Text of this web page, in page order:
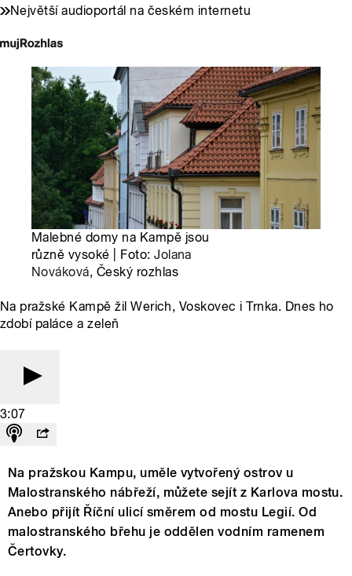
Největší audioportál na českém internetu
Malebné domy na Kampě jsou
různě vysoké | Foto:Jolana
Nováková, Český rozhlas
Na pražské Kampě žil Werich, Voskovec i Trnka. Dnes ho
zdobí paláce a zeleň
3:07
Na pražskou Kampu, uměle vytvořený ostrov u
Malostranského nábřeží, můžete sejít z Karlova mostu.
Anebo přijít Říční ulicí směrem od mostu Legií. Od
malostranského břehu je oddělen vodním ramenem
Čertovky.